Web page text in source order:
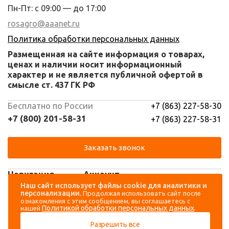
Навигация
Каталог
О компании
Аккаунт
Вход
Регистрация
Пн-Пт: с 09:00 — до 17:00
rosagro@aaanet.ru
Политика обработки персональных данных
Размещенная на сайте информация о товарах,
ценах и наличии носит информационный
характер и не является публичной офертой в
смысле ст. 437 ГК РФ
Бесплатно по России
+7 (800) 201-58-31
+7 (863) 227-58-30
+7 (863) 227-58-31
Заказать звонок
Наш сайт использует файлы cookie для аналитики и
персонализации. Продолжая использовать сайт после
ознакомления с этим сообщением, вы соглашаетесь с
нашей Политикой обработки персональных данных.
Разрешить все